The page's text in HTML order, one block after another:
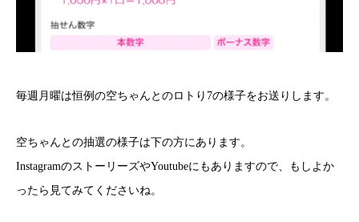
毎週月曜は恒例の空ちゃんとのロトり7の様子をお送りします。
空ちゃんとの抽選の様子は下の方にあります。
InstagramのストーリーズやYoutubeにもありますので、もしよか
ったら見てみてくださいね。